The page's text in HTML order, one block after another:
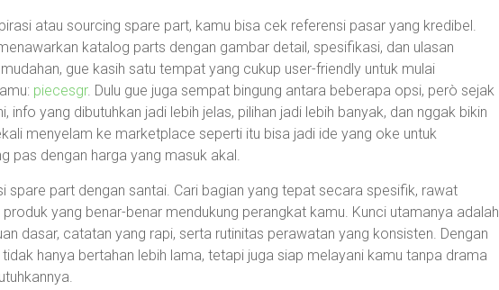
atau sourcing spare part, kamu bisa cek referensi pasar yang kredibel.
katalog parts dengan gambar detail, spesifikasi, dan ulasan
gue kasih satu tempat yang cukup user-friendly untuk mulai
piecesgr. Dulu gue juga sempat bingung antara beberapa opsi, però sejak
info yang dibutuhkan jadi lebih jelas, pilihan jadi lebih banyak, dan nggak bikin
menyelam ke marketplace seperti itu bisa jadi ide yang oke untuk
pas dengan harga yang masuk akal.
spare part dengan santai. Cari bagian yang tepat secara spesifik, rawat
produk yang benar-benar mendukung perangkat kamu. Kunci utamanya adalah
dasar, catatan yang rapi, serta rutinitas perawatan yang konsisten. Dengan
hanya bertahan lebih lama, tetapi juga siap melayani kamu tanpa drama